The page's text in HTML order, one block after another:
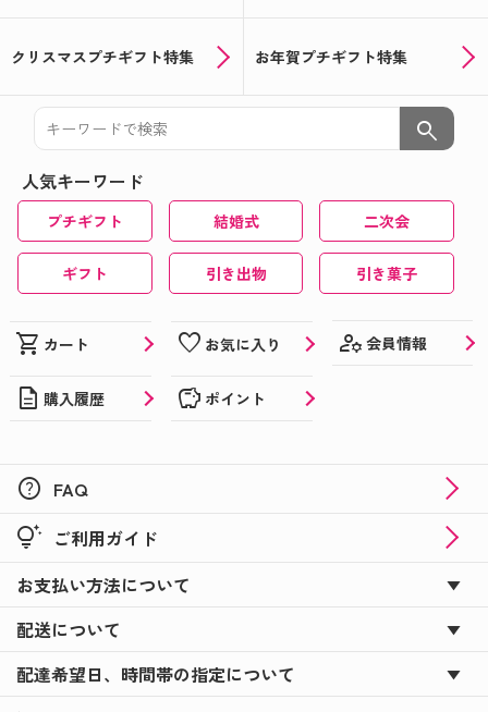
クリスマスプチギフト特集 お年賀プチギフト特集
search
人気キーワード
プチギフト 結婚式 二次会
ギフト 引き出物 引き菓子
shopping_cart カート favorite お気に入り manage_accounts 会員情報
description 購入履歴 savings ポイント
help FAQ
tips_and_updates ご利用ガイド
お支払い方法について
配送について
配達希望日、時間帯の指定について